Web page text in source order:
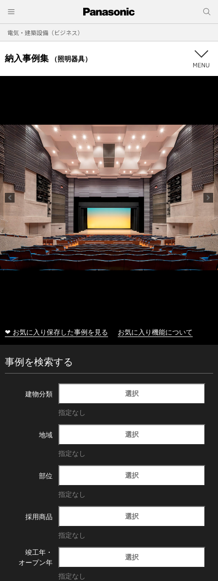
電気・建築設備（ビジネス）
納入事例集 （照明器具）
❤ お気に入り保存した事例を見る お気に入り機能について
事例を検索する
建物分類 選択
指定なし
地域 選択
指定なし
部位 選択
指定なし
採用商品 選択
指定なし
竣工年・
オープン年
選択
指定なし